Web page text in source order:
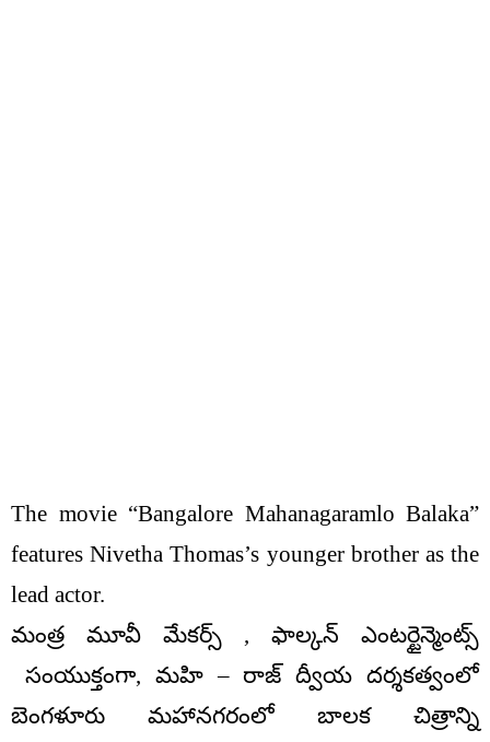
The movie “Bangalore Mahanagaramlo Balaka”
features Nivetha Thomas’s younger brother as the
lead actor.
మంత్ర మూవీ మేకర్స్ , ఫాల్కన్ ఎంటర్టైన్మెంట్స్
సంయుక్తంగా, మహి – రాజ్ ద్వీయ దర్శకత్వంలో
బెంగళూరు మహానగరంలో బాలక చిత్రాన్ని